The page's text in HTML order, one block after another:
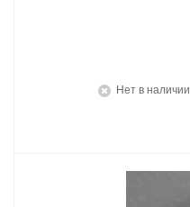
Нет в наличии